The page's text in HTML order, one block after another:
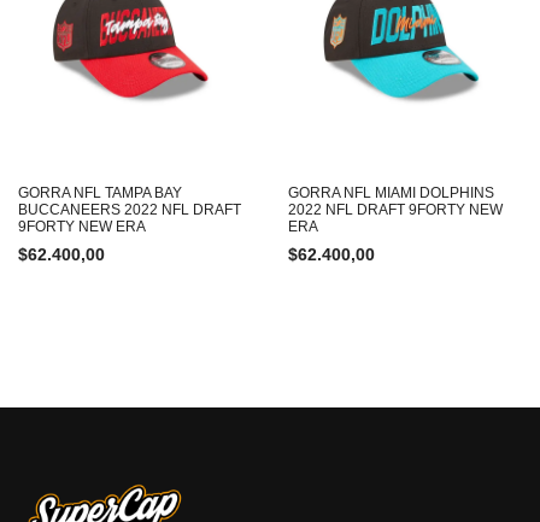
GORRA NFL TAMPA BAY
BUCCANEERS 2022 NFL DRAFT
9FORTY NEW ERA
$62.400,00
GORRA NFL MIAMI DOLPHINS
2022 NFL DRAFT 9FORTY NEW
ERA
$62.400,00